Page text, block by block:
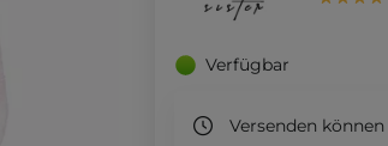
Verfügbar
Versenden